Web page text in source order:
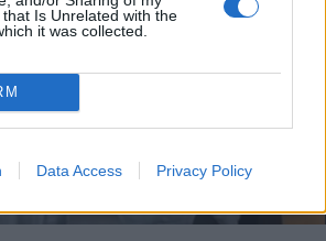
Is Unrelated with the
it was collected.
Data Access Privacy Policy